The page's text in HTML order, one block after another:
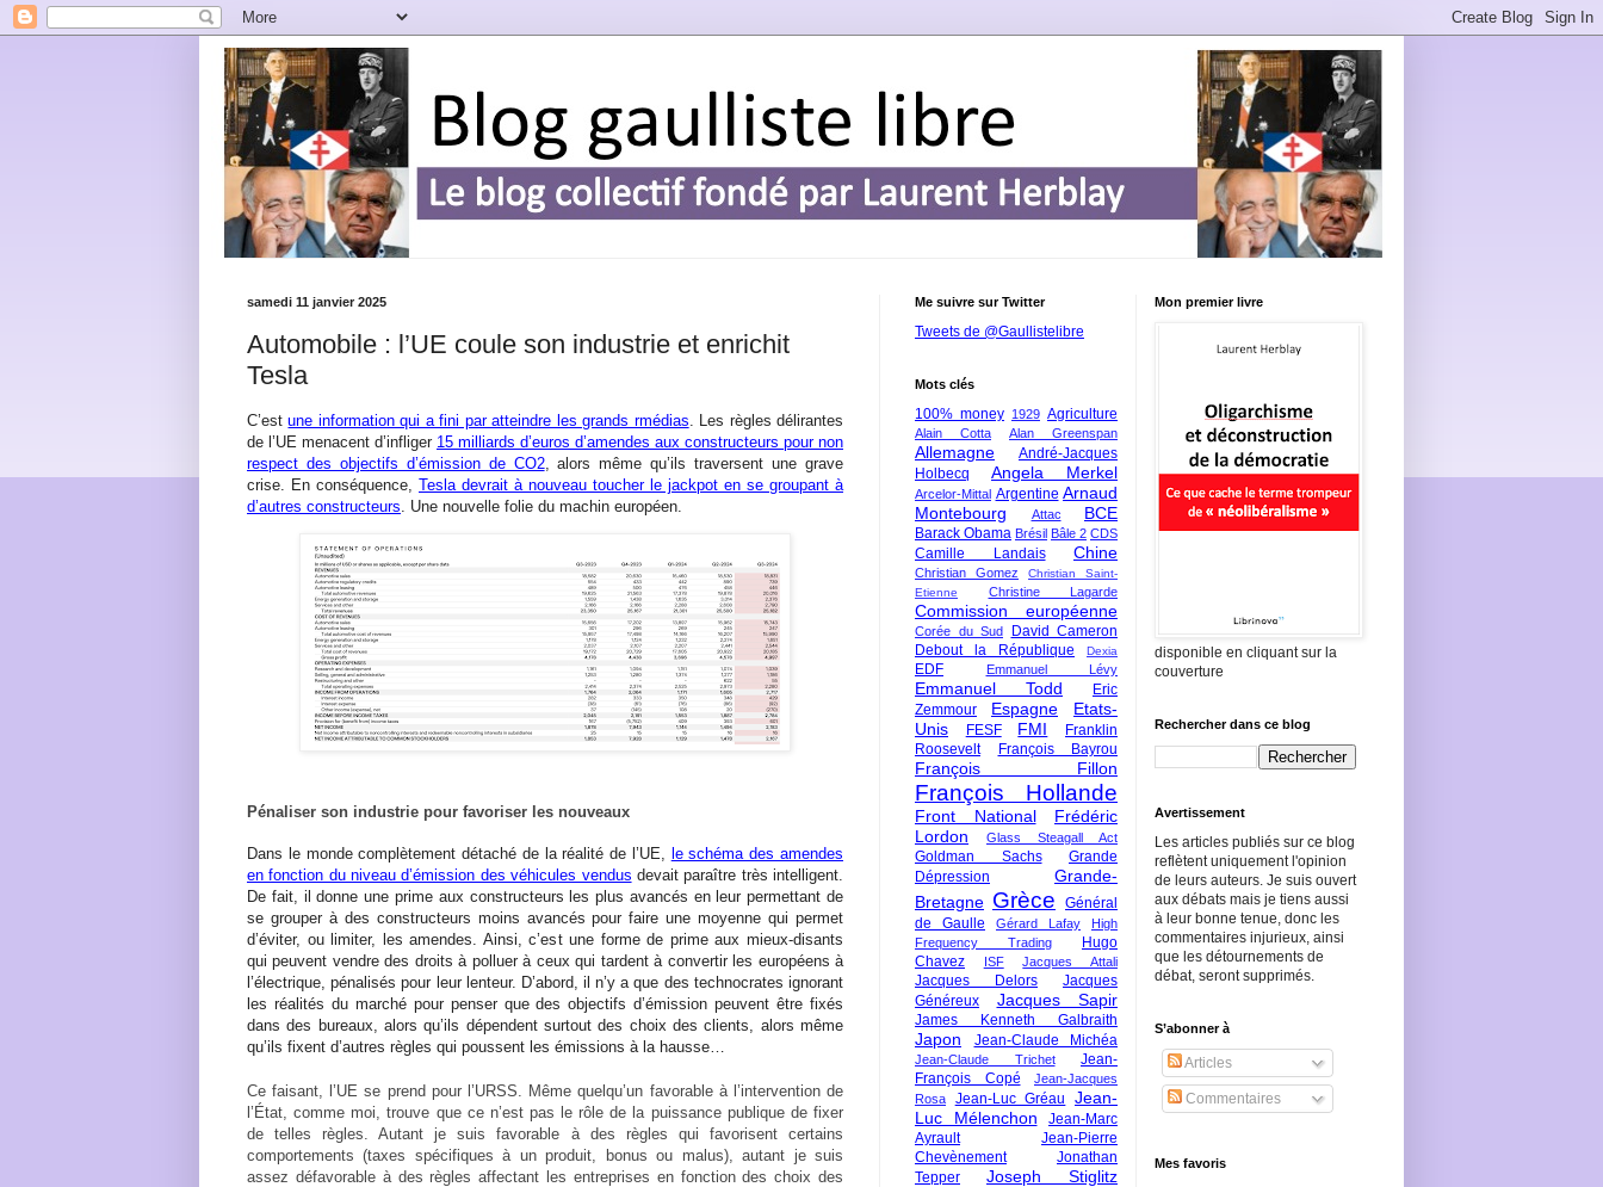
samedi 11 janvier 2025
Automobile : l’UE coule son industrie et enrichit
Tesla
C’estune information qui a fini par atteindre les grands rmédias . Les règles délirantes
de l’UE menacent d’infliger 15 milliards d’euros d’amendes aux constructeurs pour non
respect des objectifs d’émission de CO2, alors même qu’ils traversent une grave
crise. En conséquence, Tesla devrait à nouveau toucher le jackpot en se groupant à
d’autres constructeurs . Une nouvelle folie du machin européen.
Pénaliser son industrie pour favoriser les nouveaux
Dans le monde complètement détaché de la réalité de l’UE,
le schéma des amendes
en fonction du niveau d’émission des véhicules vendus devait paraître très intelligent.
De fait, il donne une prime aux constructeurs les plus avancés en leur permettant de
se grouper à des constructeurs moins avancés pour faire une moyenne qui permet
d’éviter, ou limiter, les amendes. Ainsi, c’est une forme de prime aux mieux-disants
qui peuvent vendre des droits à polluer à ceux qui tardent à convertir les européens à
l’électrique, pénalisés pour leur lenteur. D’abord, il n’y a que des technocrates ignorant
les réalités du marché pour penser que des objectifs d’émission peuvent être fixés
dans des bureaux, alors qu’ils dépendent surtout des choix des clients, alors même
qu’ils fixent d’autres règles qui poussent les émissions à la hausse…
Ce faisant, l’UE se prend pour l’URSS. Même quelqu’un favorable à l’intervention de
l’État, comme moi, trouve que ce n’est pas le rôle de la puissance publique de fixer
de telles règles. Autant je suis favorable à des règles qui favorisent certains
comportements (taxes spécifiques à un produit, bonus ou malus), autant je suis
assez défavorable à des règles affectant les entreprises en fonction des choix des
Me suivre sur Twitter
Tweets de @Gaullistelibre
Mots clés
100% money 1929 Agriculture
Alain Cotta Alan Greenspan
Allemagne
André-Jacques
Holbecq
Angela Merkel
Arcelor-Mittal Argentine Arnaud
Montebourg
Attac BCE
Barack Obama Brésil Bâle 2 CDS
Camille Landais Chine
Christian Gomez
Christian Saint-
Etienne
Christine Lagarde
Commission européenne
Corée du Sud
David Cameron
Debout la République
Dexia
EDF Emmanuel Lévy
Emmanuel Todd
Eric
Zemmour
Espagne
Etats-
Unis
FESF FMI
Franklin
Roosevelt
François Bayrou
François Fillon
François Hollande
Front National
Frédéric
Lordon
Glass Steagall Act
Goldman Sachs
Grande
Dépression
Grande-
Bretagne Grèce
Général
de Gaulle
Gérard Lafay
High
Frequency Trading
Hugo
Chavez
ISF Jacques Attali
Jacques Delors
Jacques
Généreux
Jacques Sapir
James Kenneth Galbraith
Japon Jean-Claude Michéa
Jean-Claude Trichet
Jean-
François Copé
Jean-Jacques
Rosa
Jean-Luc Gréau
Jean-
Luc Mélenchon
Jean-Marc
Ayrault
Jean-Pierre
Chevènement
Jonathan
Tepper
Joseph Stiglitz
Mon premier livre
disponible en cliquant sur la
couverture
Rechercher dans ce blog
Avertissement
Les articles publiés sur ce blog
reflètent uniquement l'opinion
de leurs auteurs. Je suis ouvert
aux débats mais je tiens aussi
à leur bonne tenue, donc les
commentaires injurieux, ainsi
que les détournements de
débat, seront supprimés.
S’abonner à
Articles
Commentaires
Mes favoris